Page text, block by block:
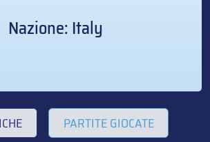
Nazione: Italy
PARTITE GIOCATE